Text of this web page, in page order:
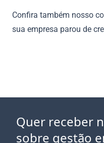
Confira também nosso
sua empresa parou de
Quer receber
sobre gestão